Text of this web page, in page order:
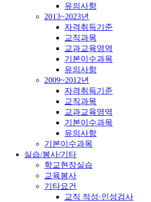
유의사항
2013~2023년
자격취득기준
교직과목
교과교육영역
기본이수과목
유의사항
2009~2012년
자격취득기준
교직과목
교과교육영역
기본이수과목
유의사항
기본이수과목
실습/봉사/기타
학교현장실습
교육봉사
기타요건
교직 적성·인성검사